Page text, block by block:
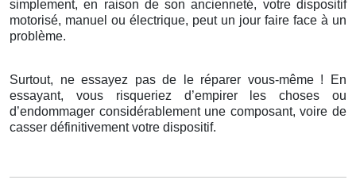
simplement, en raison de son ancienneté, votre dispositif
motorisé, manuel ou électrique, peut un jour faire face à un
problème.
Surtout, ne essayez pas de le réparer vous-même ! En
essayant, vous risqueriez d’empirer les choses ou
d’endommager considérablement une composant, voire de
casser définitivement votre dispositif.